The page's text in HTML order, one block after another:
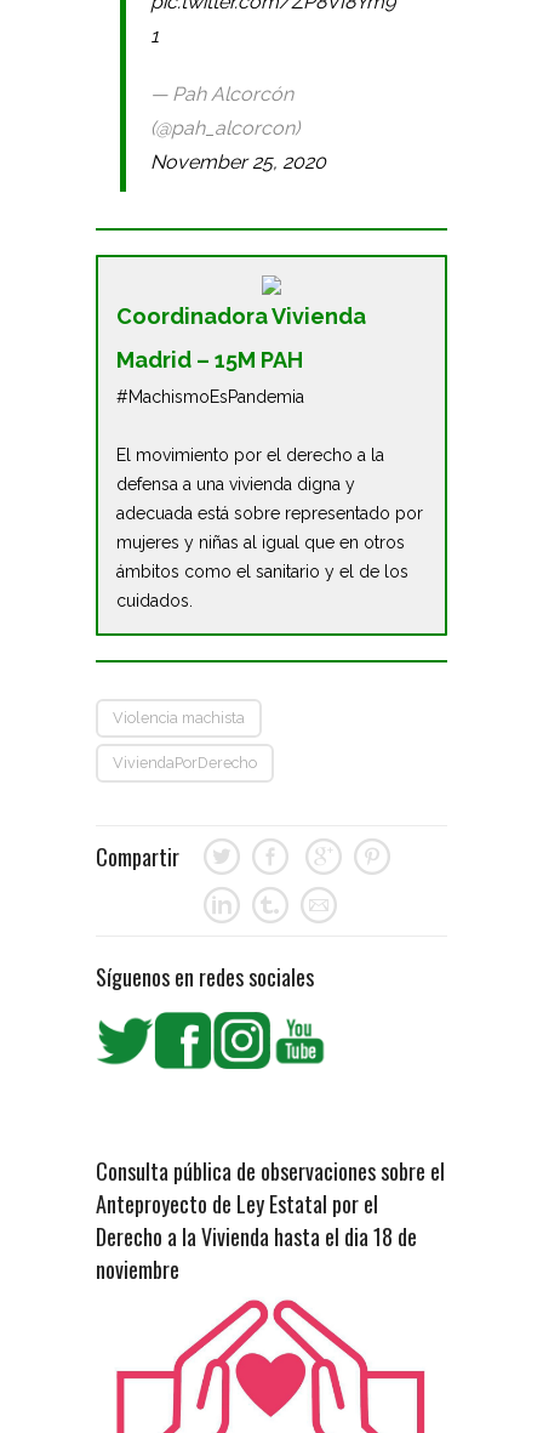
1
— Pah Alcorcón
(@pah_alcorcon)
November 25, 2020
Coordinadora Vivienda
Madrid – 15M PAH
#MachismoEsPandemia
El movimiento por el derecho a la
defensa a una vivienda digna y
adecuada está sobre representado por
mujeres y niñas al igual que en otros
ámbitos como el sanitario y el de los
cuidados.
Violencia machista
ViviendaPorDerecho
Compartir
Síguenos en redes sociales
Consulta pública de observaciones sobre el
Anteproyecto de Ley Estatal por el
Derecho a la Vivienda hasta el dia 18 de
noviembre